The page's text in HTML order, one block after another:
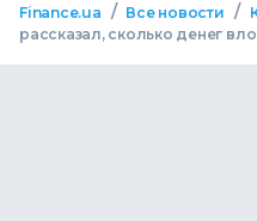
Finance.ua / Все новости /
рассказал, сколько денег